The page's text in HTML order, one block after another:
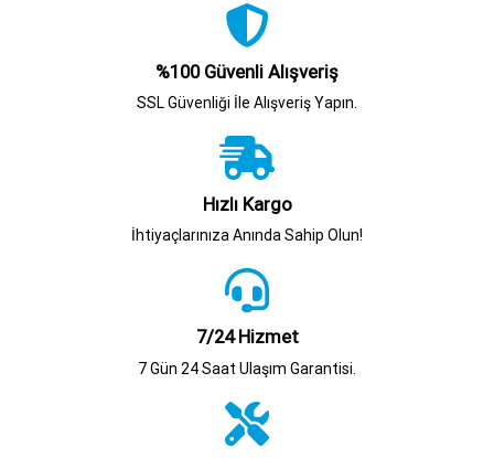
%100 Güvenli Alışveriş
SSL Güvenliği İle Alışveriş Yapın.
Hızlı Kargo
İhtiyaçlarınıza Anında Sahip Olun!
7/24 Hizmet
7 Gün 24 Saat Ulaşım Garantisi.